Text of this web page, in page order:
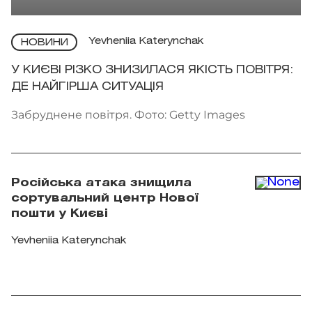
НОВИНИ Yevheniia Katerynchak
У КИЄВІ РІЗКО ЗНИЗИЛАСЯ ЯКІСТЬ ПОВІТРЯ:
ДЕ НАЙГІРША СИТУАЦІЯ
Забруднене повітря. Фото: Getty Images
Російська атака знищила
сортувальний центр Нової
пошти у Києві
Yevheniia Katerynchak